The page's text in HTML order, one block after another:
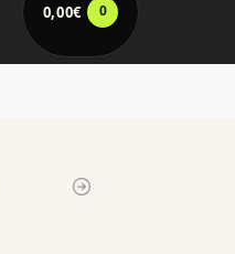
0,00€ 0